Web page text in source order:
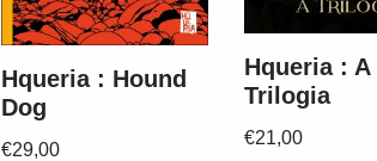
Hqueria : Hound
Dog
€29,00
Hqueria : A
Trilogia
€21,00